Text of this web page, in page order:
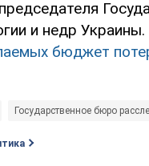
и недр
бюджет
Государственное бюро